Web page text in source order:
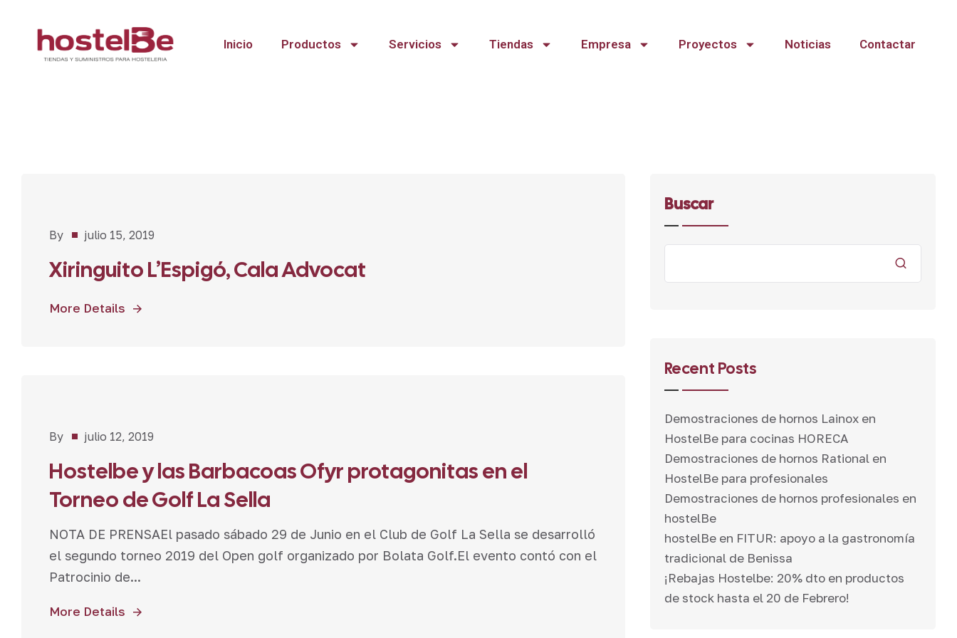
Inicio Productos Servicios Tiendas Empresa Proyectos Noticias Contactar
Proyectos,
By julio 15, 2019
Xiringuito L’Espigó, Cala Advocat
More Details
Noticias
By julio 12, 2019
Hostelbe y las Barbacoas Ofyr protagonitas en el
Torneo de Golf La Sella
NOTA DE PRENSAEl pasado sábado 29 de Junio en el Club de Golf La Sella se desarrolló
el segundo torneo 2019 del Open golf organizado por Bolata Golf.El evento contó con el
Patrocinio de...
More Details
Buscar
Recent Posts
Demostraciones de hornos Lainox en
HostelBe para cocinas HORECA
Demostraciones de hornos Rational en
HostelBe para profesionales
Demostraciones de hornos profesionales en
hostelBe
hostelBe en FITUR: apoyo a la gastronomía
tradicional de Benissa
¡Rebajas Hostelbe: 20% dto en productos
de stock hasta el 20 de Febrero!